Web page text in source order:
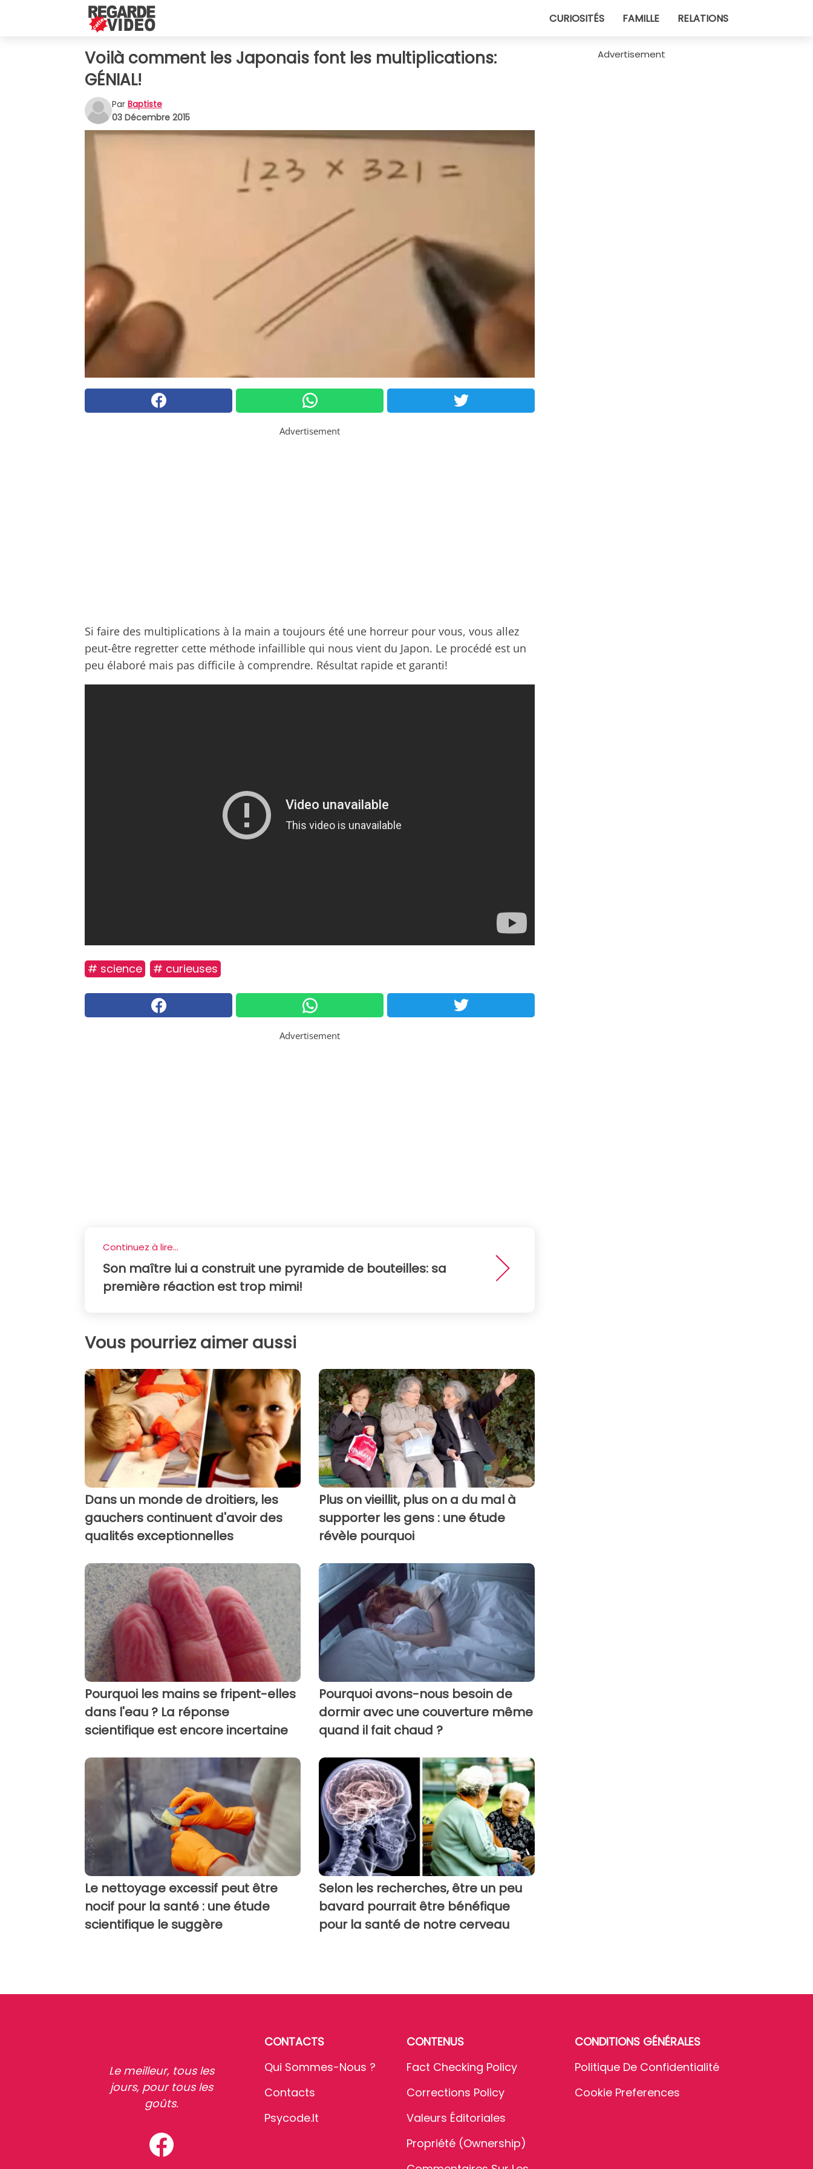
CURIOSITÉS FAMILLE RELATIONS
Voilà comment les Japonais font les multiplications:
GÉNIAL!
Par Baptiste
03 Décembre 2015
Advertisement
Si faire des multiplications à la main a toujours été une horreur pour vous, vous allez
peut-être regretter cette méthode infaillible qui nous vient du Japon. Le procédé est un
peu élaboré mais pas difficile à comprendre. Résultat rapide et garanti!
# science # curieuses
Advertisement
Continuez à lire...
Son maître lui a construit une pyramide de bouteilles: sa
première réaction est trop mimi!
Vous pourriez aimer aussi
Dans un monde de droitiers, les
gauchers continuent d'avoir des
qualités exceptionnelles
Plus on vieillit, plus on a du mal à
supporter les gens : une étude
révèle pourquoi
Pourquoi les mains se fripent-elles
dans l'eau ? La réponse
scientifique est encore incertaine
Pourquoi avons-nous besoin de
dormir avec une couverture même
quand il fait chaud ?
Le nettoyage excessif peut être
nocif pour la santé : une étude
scientifique le suggère
Selon les recherches, être un peu
bavard pourrait être bénéfique
pour la santé de notre cerveau
Advertisement
Le meilleur, tous les
jours, pour tous les
goûts.
CONTACTS
Qui Sommes-Nous ?
Contacts
Psycode.it
CONTENUS
Fact Checking Policy
Corrections Policy
Valeurs Éditoriales
Propriété (Ownership)
CONDITIONS GÉNÉRALES
Politique De Confidentialité
Cookie Preferences